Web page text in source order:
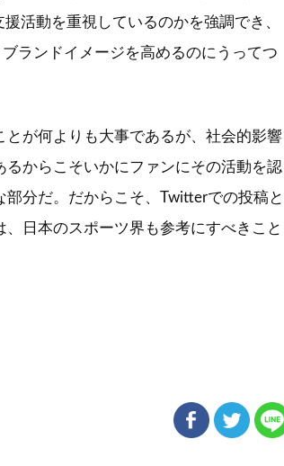
活動を重視しているのかを強調でき、
ランドイメージを高めるのにうってつ
が何よりも大事であるが、社会的影響
からこそいかにファンにその活動を認
分だ。だからこそ、Twitterでの投稿と
日本のスポーツ界も参考にすべきこと